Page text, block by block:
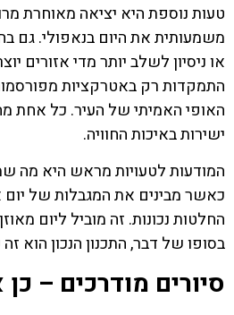
משמעותית את היום בנאפולי. גם
או ניסיון לשלב יותר מדי אזורים
התמקדות רק באטרקציות
האופי האמיתי של העיר. כל אחת
ישירות באיכות החוויה.
המודעות לטעויות מראש היא מה
כאשר מבינים את המגבלות של
החלטות נכונות. זה מוביל ליום
בסופו של דבר, התכנון הנכון הוא
סיורים מודרכים –